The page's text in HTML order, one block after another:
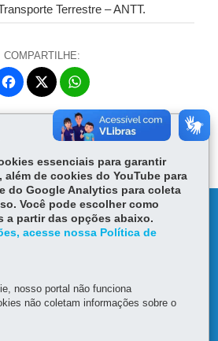
Terrestre – ANTT.
COMPARTILHE:
Fa
ce
Tw
itt
ts
Ap
p
Imprimir Baixar
INSTITUCIONAL
essenciais para garantir
de cookies do YouTube para
do Google Analytics para coleta
Você pode escolher como
a partir das opções abaixo.
acesse nossa Política de
nosso portal não funciona
não coletam informações sobre o